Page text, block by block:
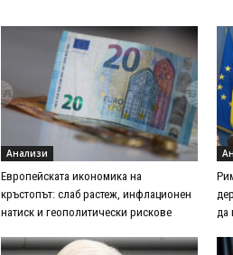
Анализи
Европейската икономика на
кръстопът: слаб растеж, инфлационен
натиск и геополитически рискове
да